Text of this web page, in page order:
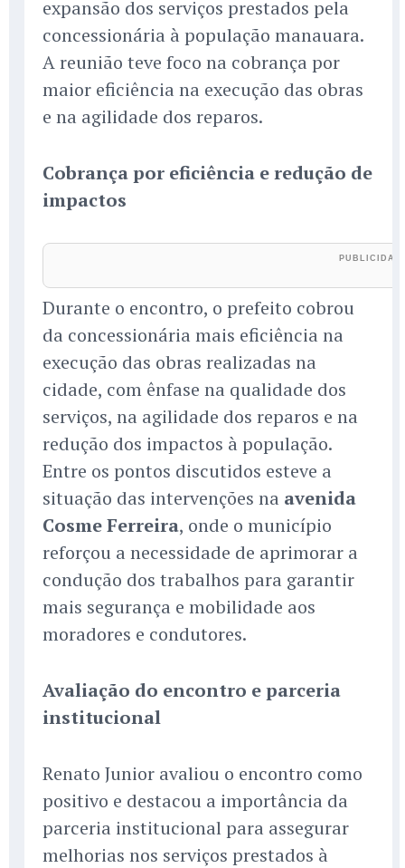
expansão dos serviços prestados pela
concessionária à população manauara.
A reunião teve foco na cobrança por
maior eficiência na execução das obras
e na agilidade dos reparos.
Cobrança por eficiência e redução de
impactos
Durante o encontro, o prefeito cobrou
da concessionária mais eficiência na
execução das obras realizadas na
cidade, com ênfase na qualidade dos
serviços, na agilidade dos reparos e na
redução dos impactos à população.
Entre os pontos discutidos esteve a
situação das intervenções na avenida
Cosme Ferreira, onde o município
reforçou a necessidade de aprimorar a
condução dos trabalhos para garantir
mais segurança e mobilidade aos
moradores e condutores.
Avaliação do encontro e parceria
institucional
Renato Junior avaliou o encontro como
positivo e destacou a importância da
parceria institucional para assegurar
melhorias nos serviços prestados à